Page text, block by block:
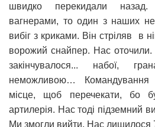
швидко перекидали назад.
вагнерами, то один з наших
вибіг з криками. Він стріляв в
ворожий снайпер. Нас
закінчувалося... набої,
неможливою… Командування
місце, щоб перечекати, бо
артилерія. Нас тоді підземний
Ми змогли вийти. Нас лишилося